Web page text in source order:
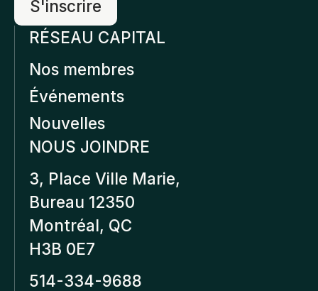
RÉSEAU CAPITAL
Nos membres
Événements
Nouvelles
NOUS JOINDRE
3, Place Ville Marie,
Bureau 12350
Montréal, QC
H3B 0E7
514-334-9688